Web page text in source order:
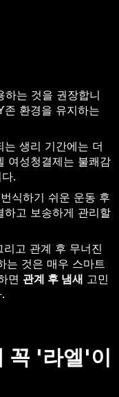
하는 것을 권장합니
존 환경을 유지하는
는 생리 기간에는 더
여성청결제는 불쾌감
.
식하기 쉬운 운동 후
하고 보송하게 관리할
고 관계 후 무너진
는 것은 매우 스마트
면 관계 후 냄새 고민
꼭 '라엘'이